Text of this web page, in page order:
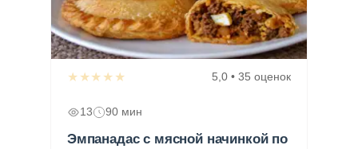
★★★★★ 5,0 • 35 оценок
13 90 мин
Эмпанадас с мясной начинкой по